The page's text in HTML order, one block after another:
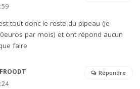
tout donc le reste du pipeau (je
par mois) et ont répond aucun
faire
Répondre